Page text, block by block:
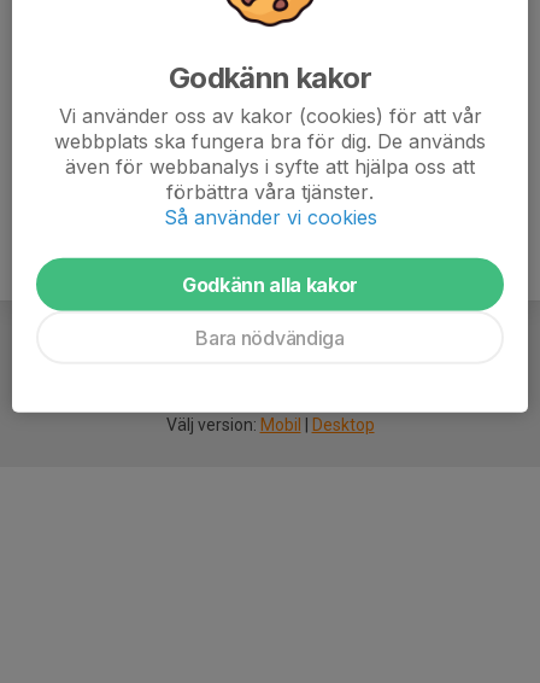
Välj version: Mobil Desktop
Godkänn kakor
Vi använder oss av kakor (cookies) för att vår
webbplats ska fungera bra för dig. De används
även för webbanalys i syfte att hjälpa oss att
förbättra våra tjänster.
Så använder vi cookies
Godkänn alla kakor
Bara nödvändiga